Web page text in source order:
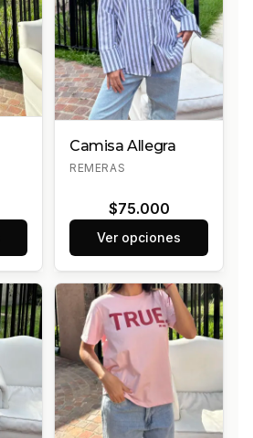
Camisa Allegra
REMERAS
$75.000
Ver opciones